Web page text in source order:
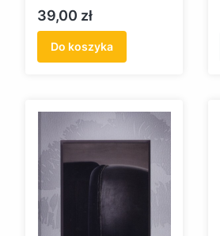
i przypisami Karla H.
Lampego
Cena
39,00 zł
Do koszyka